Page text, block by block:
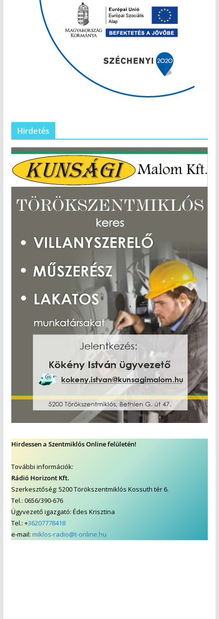
Hirdetés
Hirdessen a Szentmiklós Online felületén!
További információk:
Rádió Horizont Kft.
Szerkesztőség: 5200 Törökszentmiklós Kossuth tér 6.
Tel.: 0656/390-676
Ügyvezető igazgató: Édes Krisztina
Tel.: +36207778418
e-mail: miklos-radio@t-online.hu